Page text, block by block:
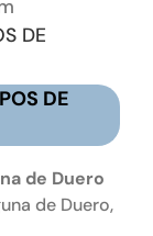
DE
DE
de Duero
de Duero,